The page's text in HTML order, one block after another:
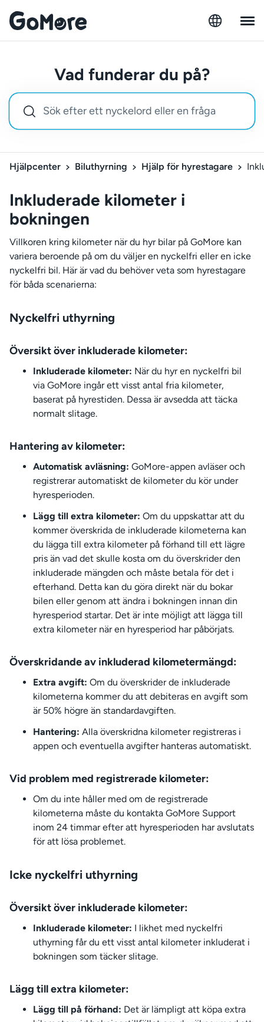
Vad funderar du på?
Hjälpcenter Biluthyrning Hjälp för hyrestagare
Inkluderade kilometer i
bokningen
Villkoren kring kilometer när du hyr bilar på GoMore kan
variera beroende på om du väljer en nyckelfri eller en icke
nyckelfri bil. Här är vad du behöver veta som hyrestagare
för båda scenarierna:
Nyckelfri uthyrning
Översikt över inkluderade kilometer:
Inkluderade kilometer: När du hyr en nyckelfri bil
via GoMore ingår ett visst antal fria kilometer,
baserat på hyrestiden. Dessa är avsedda att täcka
normalt slitage.
Hantering av kilometer:
Automatisk avläsning: GoMore-appen avläser och
registrerar automatiskt de kilometer du kör under
hyresperioden.
Lägg till extra kilometer: Om du uppskattar att du
kommer överskrida de inkluderade kilometerna kan
du lägga till extra kilometer på förhand till ett lägre
pris än vad det skulle kosta om du överskrider den
inkluderade mängden och måste betala för det i
efterhand. Detta kan du göra direkt när du bokar
bilen eller genom att ändra i bokningen innan din
hyresperiod startar. Det är inte möjligt att lägga till
extra kilometer när en hyresperiod har påbörjats.
Överskridande av inkluderad kilometermängd:
Extra avgift: Om du överskrider de inkluderade
kilometerna kommer du att debiteras en avgift som
är 50% högre än standardavgiften.
Hantering: Alla överskridna kilometer registreras i
appen och eventuella avgifter hanteras automatiskt.
Vid problem med registrerade kilometer:
Om du inte håller med om de registrerade
kilometerna måste du kontakta GoMore Support
inom 24 timmar efter att hyresperioden har avslutats
för att lösa problemet.
Icke nyckelfri uthyrning
Översikt över inkluderade kilometer:
Inkluderade kilometer: I likhet med nyckelfri
uthyrning får du ett visst antal kilometer inkluderat i
bokningen som täcker slitage.
Lägg till extra kilometer:
Lägg till på förhand: Det är lämpligt att köpa extra